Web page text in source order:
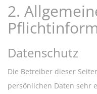
2.
Datenschutz
Die Betreiber dieser
persönlichen Daten sehr